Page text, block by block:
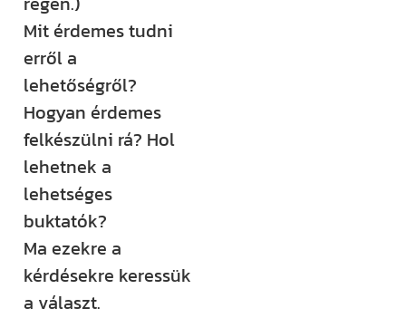
Mit érdemes tudni
erről a
lehetőségről?
Hogyan érdemes
felkészülni rá? Hol
lehetnek a
lehetséges
buktatók?
Ma ezekre a
kérdésekre keressük
a választ.